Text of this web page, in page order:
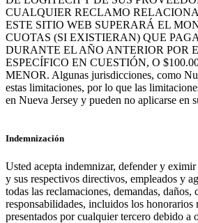
CUALQUIER RECLAMO
ESTE SITIO WEB SUPERARÁ EL
CUOTAS (SI EXISTIERAN) QUE
DURANTE EL AÑO ANTERIOR POR
ESPECÍFICO EN CUESTIÓN, O
MENOR. Algunas jurisdicciones, como
estas limitaciones, por lo que las
en Nueva Jersey y pueden no aplicarse en
Indemnización
Usted acepta indemnizar, defender y
y sus respectivos directivos, empleados y
todas las reclamaciones, demandas, daños,
responsabilidades, incluidos los honorarios
presentados por cualquier tercero debido a